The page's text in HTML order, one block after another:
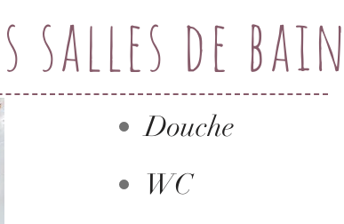
salles de
Douche
WC